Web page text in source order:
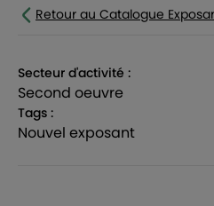
Retour au Catalogue
Secteur d'activité :
second oeuvre
Tags :
nouvel exposant